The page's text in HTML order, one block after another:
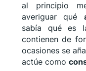
al principio
averiguar qué
sabía qué es
contienen de
ocasiones se
actúe como